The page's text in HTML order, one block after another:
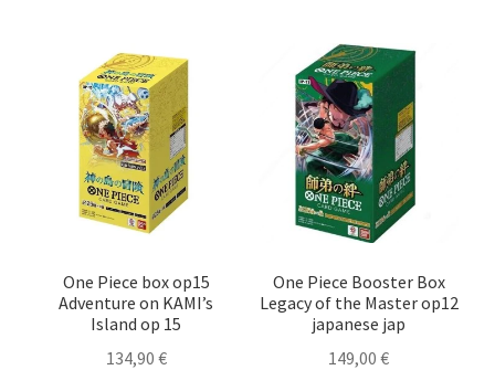
One Piece box op15
Adventure on KAMI’s
Island op 15
134,90 €
One Piece Booster Box
Legacy of the Master op12
japanese jap
149,00€